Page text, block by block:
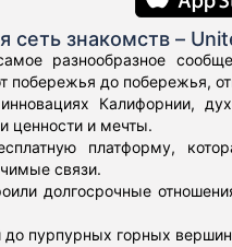
сеть знакомств –
разнообразное
побережья до побережья,
Калифорнии,
ценности и мечты.
платформу,
связи.
долгосрочные
до пурпурных горных